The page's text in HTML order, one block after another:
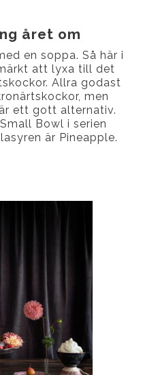
året om
en soppa. Så här i
att lyxa till det
Allra godast
men
ett gott alternativ.
Bowl i serien
är Pineapple.